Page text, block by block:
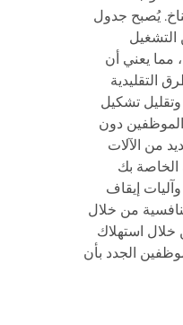
يُصبح جدول
التشغيل
مما يعني أن
التقليدية
تشكيل
دون
من الآلات
الخاصة بك
إيقاف
من خلال
خلال استهلاك
الجدد بأن